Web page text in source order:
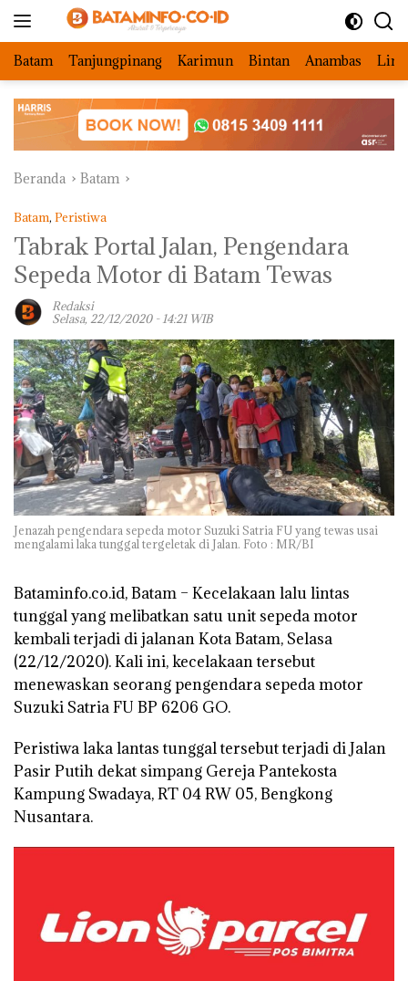
Batam Tanjungpinang Karimun Bintan Anambas
Beranda Batam
Batam, Peristiwa
Tabrak Portal Jalan, Pengendara
Sepeda Motor di Batam Tewas
Redaksi
Selasa, 22/12/2020 - 14:21 WIB
Jenazah pengendara sepeda motor Suzuki Satria FU yang tewas usai
mengalami laka tunggal tergeletak di Jalan. Foto : MR/BI
Bataminfo.co.id, Batam – Kecelakaan lalu lintas
tunggal yang melibatkan satu unit sepeda motor
kembali terjadi di jalanan Kota Batam, Selasa
(22/12/2020). Kali ini, kecelakaan tersebut
menewaskan seorang pengendara sepeda motor
Suzuki Satria FU BP 6206 GO.
Peristiwa laka lantas tunggal tersebut terjadi di Jalan
Pasir Putih dekat simpang Gereja Pantekosta
Kampung Swadaya, RT 04 RW 05, Bengkong
Nusantara.